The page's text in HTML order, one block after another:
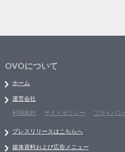
OVOについて
ホーム
運営会社
利用規約
サイトポリシー プライバシ
プレスリリースはこちらへ
媒体資料および広告メニュー